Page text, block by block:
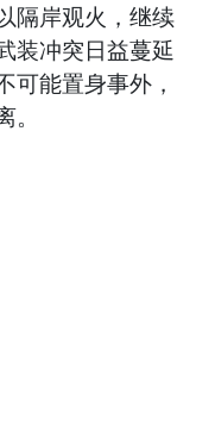
隔岸观火，继续
装冲突日益蔓延
可能置身事外，